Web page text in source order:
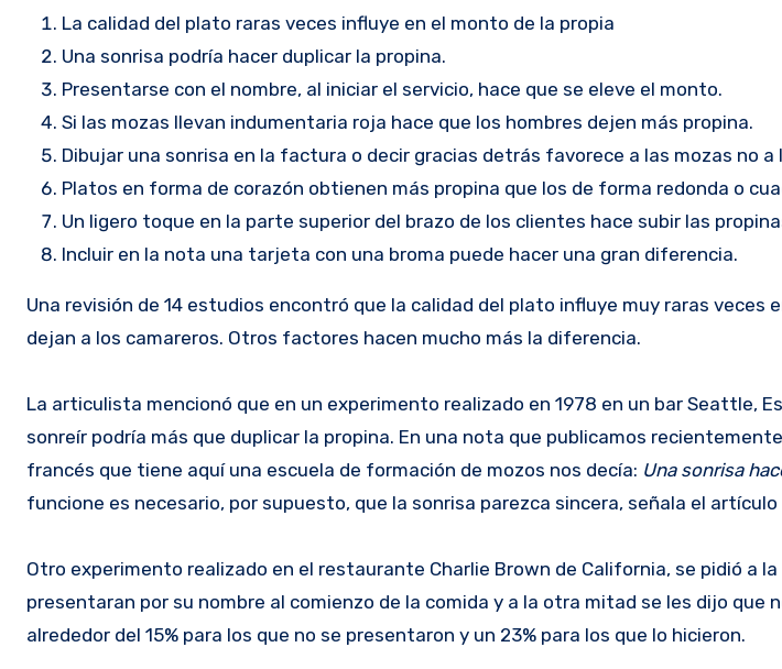
La calidad del plato raras veces influye en el monto de la propia
Una sonrisa podría hacer duplicar la propina.
Presentarse con el nombre, al iniciar el servicio, hace que se eleve el monto.
Si las mozas llevan indumentaria roja hace que los hombres dejen más propina.
Dibujar una sonrisa en la factura o decir gracias detrás favorece a las mozas no a
Platos en forma de corazón obtienen más propina que los de forma redonda o
Un ligero toque en la parte superior del brazo de los clientes hace subir las
Incluir en la nota una tarjeta con una broma puede hacer una gran diferencia.
Una revisión de 14 estudios encontró que la calidad del plato influye muy raras veces
dejan a los camareros. Otros factores hacen mucho más la diferencia.
La articulista mencionó que en un experimento realizado en 1978 en un bar Seattle,
sonreír podría más que duplicar la propina. En una nota que publicamos
francés que tiene aquí una escuela de formación de mozos nos decía: Una sonrisa
funcione es necesario, por supuesto, que la sonrisa parezca sincera, señala el artículo
Otro experimento realizado en el restaurante Charlie Brown de California, se pidió a
presentaran por su nombre al comienzo de la comida y a la otra mitad se les dijo que
alrededor del 15% para los que no se presentaron y un 23% para los que lo hicieron.